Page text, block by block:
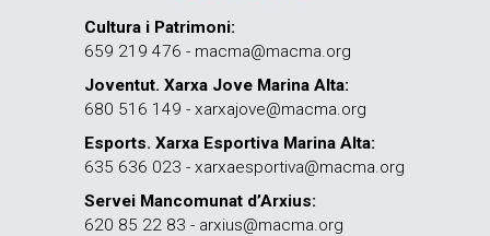
Cultura i Patrimoni:
659 219 476 - macma@macma.org
Joventut. Xarxa Jove Marina Alta:
680 516 149 - xarxajove@macma.org
Esports. Xarxa Esportiva Marina Alta:
635 636 023 - xarxaesportiva@macma.org
Servei Mancomunat d’Arxius:
620 85 22 83 - arxius@macma.org